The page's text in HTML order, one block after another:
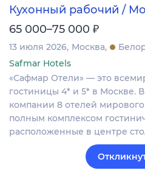
Кухонный рабочий /
65 000–75 000 ₽
13 июля 2026 Москва
Safmar Hotels
«Сафмар Отели» — это
гостиницы 4* и 5* в Москве.
компании 8 отелей
полным комплексом
расположенные в центре